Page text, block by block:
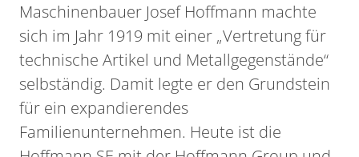
Maschinenbauer Josef Hoffmann machte
sich im Jahr 1919 mit einer „Vertretung für
technische Artikel und Metallgegenstände“
selbständig. Damit legte er den Grundstein
für ein expandierendes
Familienunternehmen. Heute ist die